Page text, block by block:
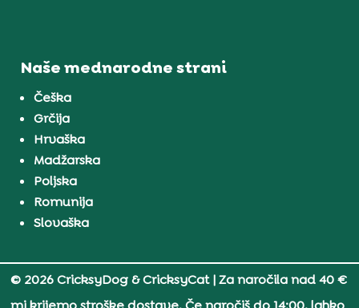
Naše mednarodne strani
Češka
Grčija
Hrvaška
Madžarska
Poljska
Romunija
Slovaška
© 2026 CricksyDog & CricksyCat| Za naročila nad 40 €